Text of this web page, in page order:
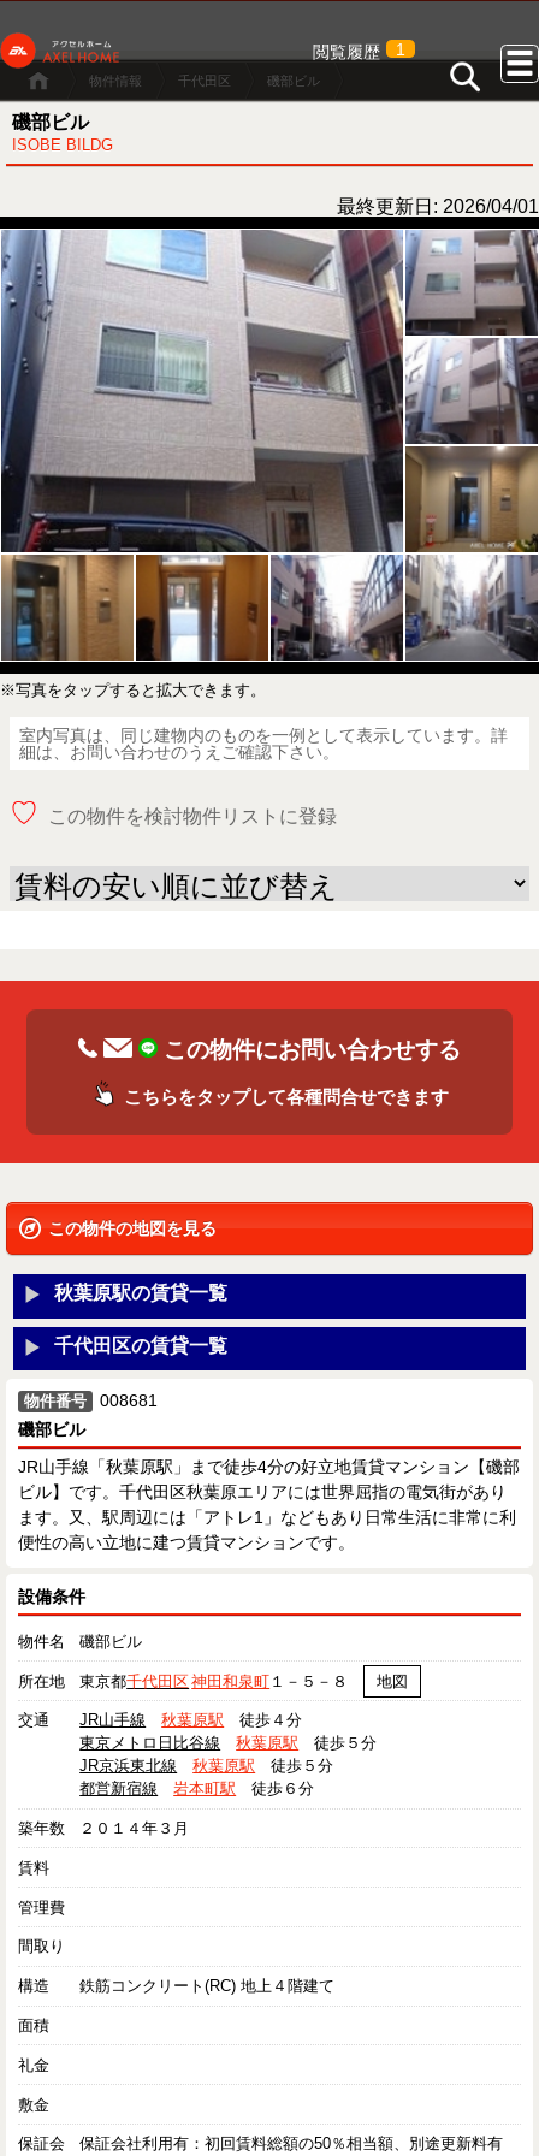
閲覧履歴 1
物件情報 千代田区 磯部ビル
磯部ビル
ISOBE BILDG
最終更新日: 2026/04/01
※写真をタップすると拡大できます。
室内写真は、同じ建物内のものを一例として表示しています。詳
細は、お問い合わせのうえご確認下さい。
♡ この物件を検討物件リストに登録
この物件にお問い合わせする
こちらをタップして各種問合せできます
この物件の地図を見る
秋葉原駅の賃貸一覧
千代田区の賃貸一覧
物件番号
008681
磯部ビル
JR山手線「秋葉原駅」まで徒歩4分の好立地賃貸マンション【磯部
ビル】です。千代田区秋葉原エリアには世界屈指の電気街があり
ます。又、駅周辺には「アトレ1」などもあり日常生活に非常に利
便性の高い立地に建つ賃貸マンションです。
設備条件
物件名 磯部ビル
所在地 東京都千代田区神田和泉町 １－５－８ 地図
交通 JR山手線 秋葉原駅 徒歩４分
東京メトロ日比谷線
秋葉原駅 徒歩５分
JR京浜東北線
秋葉原駅 徒歩５分
都営新宿線
岩本町駅 徒歩６分
築年数 ２０１４年３月
賃料
管理費
間取り
構造 鉄筋コンクリート(RC) 地上４階建て
面積
礼金
敷金
保証会 保証会社利用有：初回賃料総額の50％相当額、別途更新料有